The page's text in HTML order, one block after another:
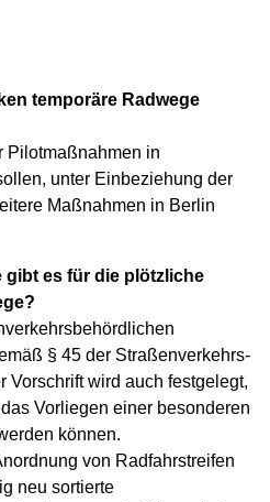
temporäre Radwege
Pilotmaßnahmen in
unter Einbeziehung der
Maßnahmen in Berlin
es für die plötzliche
§ 45 der Straßenverkehrs-
Vorschrift wird auch festgelegt,
Vorliegen einer besonderen
können.
von Radfahrstreifen
neu sortierte